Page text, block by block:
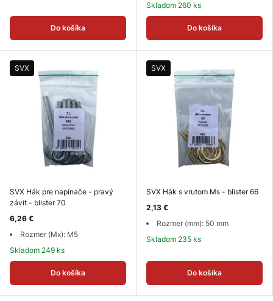
Do košíka
Skladom 260 ks
Do košíka
SVX
SVX Hák pre napínače - pravý
závit - blister 70
6,26 €
Rozmer (Mx): M5
Skladom 249 ks
Do košíka
SVX
SVX Hák s vrutom Ms - blister 66
2,13 €
Rozmer (mm): 50 mm
Skladom 235 ks
Do košíka